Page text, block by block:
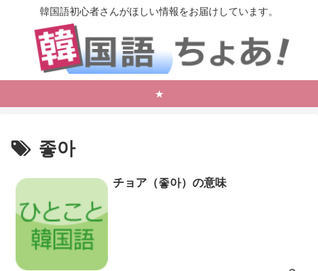
韓国語初心者さんがほしい情報をお届けしています。
★
좋아
チョア（좋아）の意味